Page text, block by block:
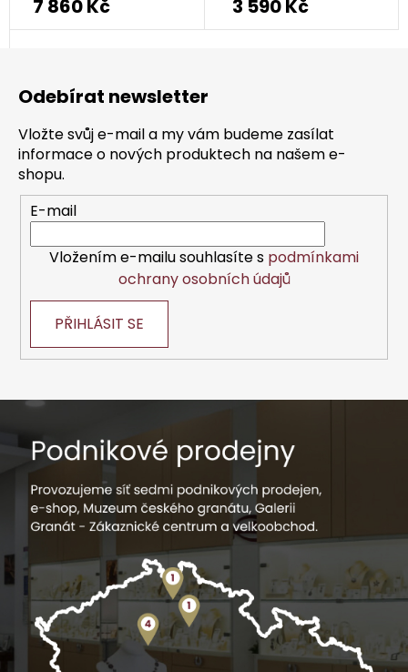
7 860 Kč 3 590 Kč
Odebírat newsletter
Vložte svůj e-mail a my vám budeme zasílat
informace o nových produktech na našem e-
shopu.
E-mail
Vložením e-mailu souhlasíte s podmínkami
ochrany osobních údajů
PŘIHLÁSIT SE